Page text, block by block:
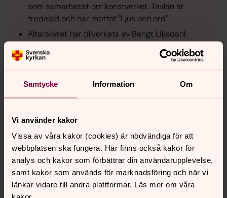
Samtycke Information Om
Vi använder kakor
Vissa av våra kakor (cookies) är nödvändiga för att
webbplatsen ska fungera. Här finns också kakor för
analys och kakor som förbättrar din användarupplevelse,
samt kakor som används för marknadsföring och när vi
länkar vidare till andra plattformar. Läs mer om våra
som samarbetat om konstverket. Tavlan är
tredelad och har mottot "Ljus och ord".
Altarsilvret har tillverkats av Bengt Liljedahl.
Altaret, predikstolen och dopfunten är utförda i
gotländsk kalksten efter ritningar av Lars Olof
Torstensson.
En fem meter lång gobeläng med nonfigurativt
mönster, kallad "Ljuset". Gobelängen är
Haking.